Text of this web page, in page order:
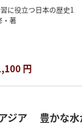
に役立つ日本の歴史1
・著
円
ジア 豊かな水